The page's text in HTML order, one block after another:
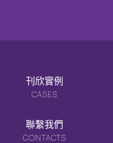
刊欣實例
CASES
聯繫我們
CONTACTS